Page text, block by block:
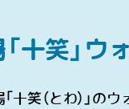
十笑」
十笑（とわ）」の